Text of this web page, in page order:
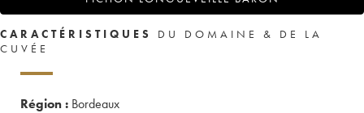
CARACTÉRISTIQUES
DU DOMAINE & DE LA
CUVÉE
Région : Bordeaux